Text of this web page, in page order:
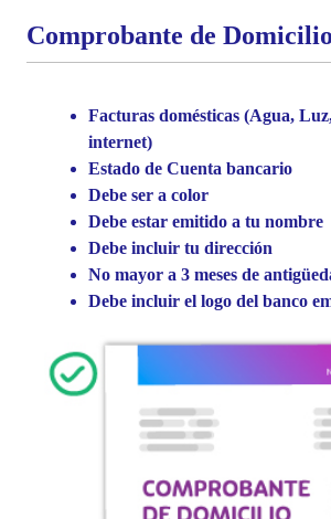
Comprobante de Domicilio
Facturas domésticas (Agua,
internet)
Estado de Cuenta bancario
Debe ser a color
Debe estar emitido a tu nombre
Debe incluir tu dirección
No mayor a 3 meses de
Debe incluir el logo del banco